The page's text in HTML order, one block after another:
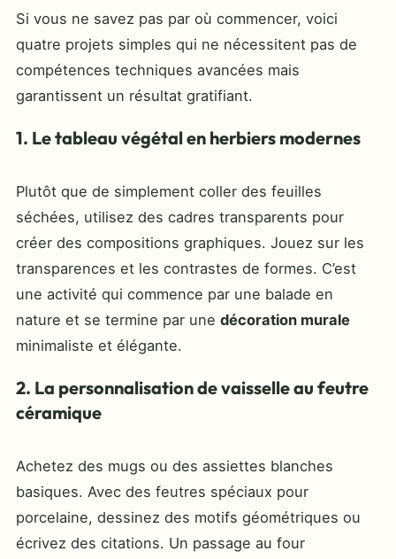
Si vous ne savez pas par où commencer, voici
quatre projets simples qui ne nécessitent pas de
compétences techniques avancées mais
garantissent un résultat gratifiant.
1. Le tableau végétal en herbiers modernes
Plutôt que de simplement coller des feuilles
séchées, utilisez des cadres transparents pour
créer des compositions graphiques. Jouez sur les
transparences et les contrastes de formes. C’est
une activité qui commence par une balade en
nature et se termine par une décoration murale
minimaliste et élégante.
2. La personnalisation de vaisselle au feutre
céramique
Achetez des mugs ou des assiettes blanches
basiques. Avec des feutres spéciaux pour
porcelaine, dessinez des motifs géométriques ou
écrivez des citations. Un passage au four